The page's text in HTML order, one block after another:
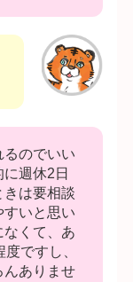
るのでいい
週休2日
きは要相談
すいと思い
なくて、あ
ですし、
んありませ